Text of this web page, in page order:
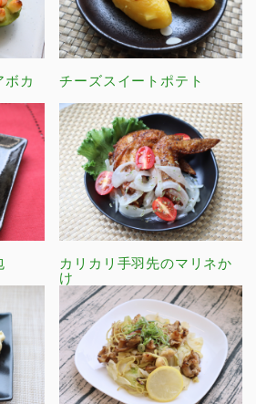
ボカ
チーズスイートポテト
カリカリ手羽先のマリネか
け